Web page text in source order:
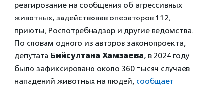
реагирование на сообщения об агрессивных
животных, задействовав операторов 112,
приюты, Роспотребнадзор и другие ведомства.
По словам одного из авторов законопроекта,
депутата Бийсултана Хамзаева, в 2024 году
было зафиксировано около 360 тысяч случаев
нападений животных на людей, сообщает